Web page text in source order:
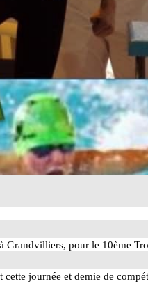
Grandvilliers, pour le 10ème
cette journée et demie de